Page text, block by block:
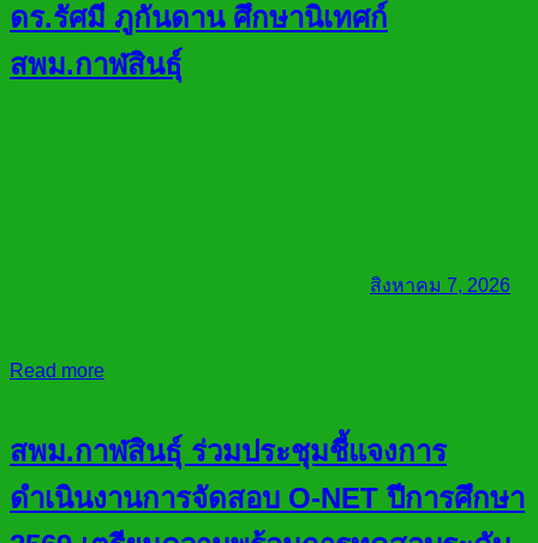
ดร.รัศมี ภูกันดาน ศึกษานิเทศก์
สพม.กาฬสินธุ์
สิงหาคม 7, 2026
Read more
สพม.กาฬสินธุ์ ร่วมประชุมชี้แจงการ
ดำเนินงานการจัดสอบ O-NET ปีการศึกษา